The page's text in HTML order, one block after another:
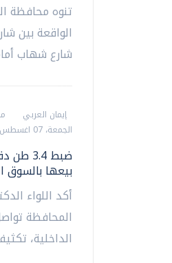
تنوه محافظة
الواقعة بين
شارع شهاب
إيمان العربي
الجمعة، 07 اغسطس 2026 10:43 ص
ضبط
بيعها بالسوق
أكد اللواء
المحافظة
الداخلية،